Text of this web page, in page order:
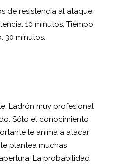
de resistencia al ataque:
10 minutos. Tiempo
30 minutos.
Ladrón muy profesional
Sólo el conocimiento
le anima a atacar
plantea muchas
La probabilidad